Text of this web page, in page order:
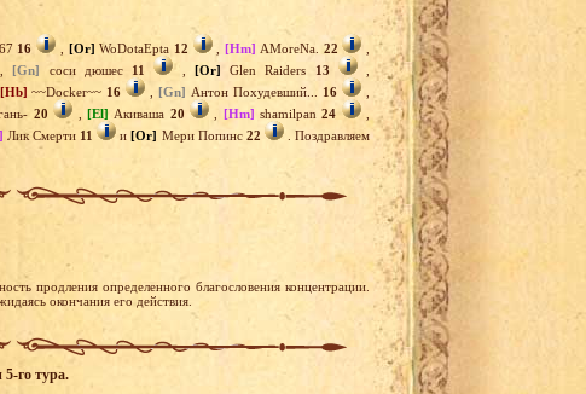
16 [Or] WoDotaEpta 12 , [Hm] AMoreNa. 22
[Gn] соси дюшес 11 [Or] Glen Raiders 13
,
[Hb] ~~Docker~~ 16 [Gn] Антон Похудевший... 16
20 [El] Акиваша 20 [Hm] shamilpan24
,
Лик Смерти 11 и [Or] Мери Попинс 22
. Поздравляем
продления определенного благословения концентрации.
окончания его действия.
го тура.